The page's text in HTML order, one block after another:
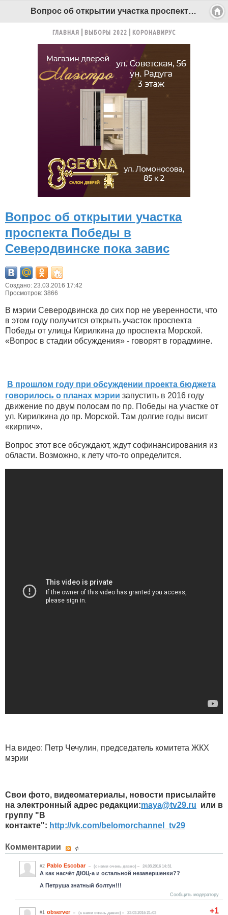
Вопрос об открытии участка проспекта Победы в Северодвинске пока завис - Беломорканал Северодвинск tv29.ru
ГЛАВНАЯ ВЫБОРЫ 2022 КОРОНАВИРУС
Вопрос об открытии участка
проспекта Победы в
Северодвинске пока завис
Создано: 23.03.2016 17:42
Просмотров: 3866
В мэрии Северодвинска до сих пор не уверенности, что
в этом году получится открыть участок проспекта
Победы от улицы Кирилкина до проспекта Морской.
«Вопрос в стадии обсуждения» - говорят в горадмине.
В прошлом году при обсуждении проекта бюджета
говорилось о планах мэрии запустить в 2016 году
движение по двум полосам по пр. Победы на участке от
ул. Кирилкина до пр. Морской. Там долгие годы висит
«кирпич».
Вопрос этот все обсуждают, ждут софинансирования из
области. Возможно, к лету что-то определится.
На видео: Петр Чечулин, председатель комитета ЖКХ
мэрии
Свои фото, видеоматериалы, новости присылайте
на электронный адрес редакции:maya​@​tv29.ru или в
группу "В
контакте": http://vk.com/belomorchannel_tv29
Комментарии
#2 Pablo Escobar (c нами очень давно) 24.03.2016 14:31
А как насчёт ДЮЦ-а и остальной незавершенки??
А Петруша знатный болтун!!!
Сообщить модератору
+1
#1 observer (c нами очень давно) 23.03.2016 21:03